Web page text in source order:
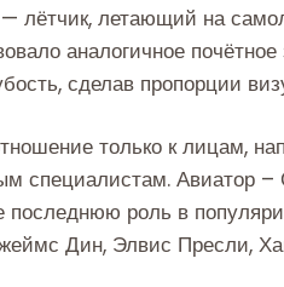
лётчик, летающий на
аналогичное
сделав пропорции
только к лицам,
специалистам. Авиатор
последнюю роль в
Дин, Элвис Пресли,